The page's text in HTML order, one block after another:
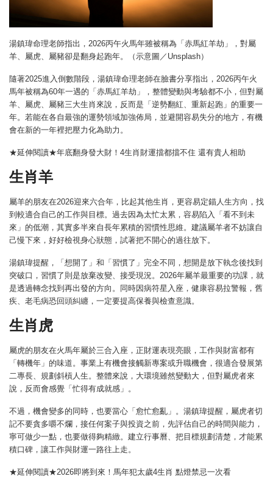
湯鎮瑋命理老師指出，2026丙午火馬年雖被稱為「赤馬紅羊劫」，對屬
羊、屬虎、屬豬卻是翻身起跑年。（示意圖／Unsplash）
隨著2025進入倒數階段，湯鎮瑋命理老師在臉書分享指出，2026丙午火
馬年被稱為60年一遇的「赤馬紅羊劫」，整體變動與考驗都不小，但對屬
羊、屬虎、屬豬三大生肖來說，反而是「逆勢翻紅、重新起跑」的重要一
年。若能在各自最強的運勢領域加強佈局，並避開容易失分的地方，有機
會在新的一年裡把壓力化為助力。
★延伸閱讀★年底翻身發大財！4生肖財運擋都擋不住 還有貴人相助
生肖羊
屬羊的朋友在2026迎來六合年，比起其他生肖，更容易定錨人生方向，找
到較適合自己的工作與目標。過去因為太忙太累，容易陷入「看不到未
來」的低潮，其實多半來自長年累積的習慣性思維。建議屬羊者不妨讓自
己慢下來，好好檢視身心狀態，試著把不開心的過往放下。
湯鎮瑋提醒，「想開了」和「習慣了」完全不同，想開是放下執念後找到
突破口，習慣了則是放棄改變、接受現況。2026年屬羊最重要的功課，就
是透過轉念找到再出發的方向。同時因病符星入座，健康容易拉警報，舊
疾、老毛病恐回頭糾纏，一定要提高保養與檢查意識。
生肖虎
屬虎的朋友在火馬年屬於三合入座，正財運表現亮眼，工作與財富都有
「轉機年」的味道。事業上有機會接觸新專案或升職機會，很適合發展第
二專長、規劃斜槓人生。整體來說，大環境雖然變動大，但對屬虎者來
說，反而會感覺「忙得有成就感」。
不過，機會變多的同時，也要當心「愈忙愈亂」。湯鎮瑋提醒，屬虎者切
記不要貪多嚼不爛，接任何案子與投資之前，先評估自己的時間與能力，
寧可做少一點，也要做得夠精緻。建立行事曆、把目標規劃清楚，才能累
積口碑，讓工作與財運一路往上走。
★延伸閱讀★2026即將到來！馬年犯太歲4生肖 點燈禁忌一次看